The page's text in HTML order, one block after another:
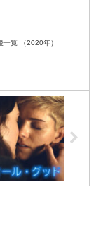
一覧 （2020年）